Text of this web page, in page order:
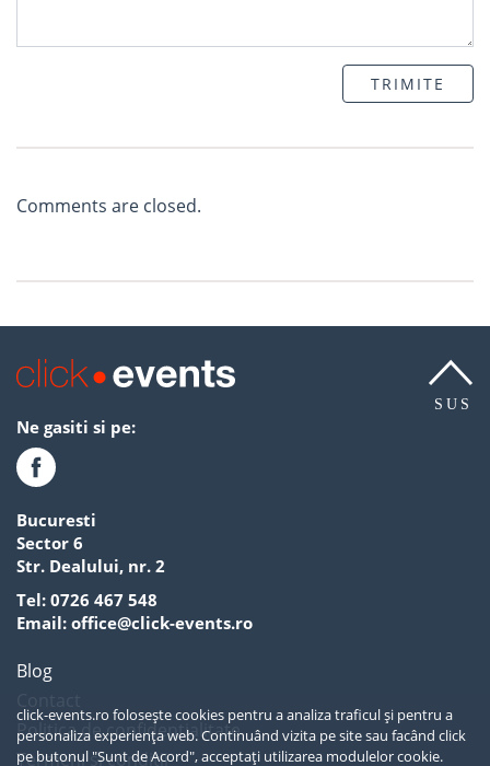
click-events.ro folosește cookies pentru a analiza traficul și pentru a
personaliza experiența web. Continuând vizita pe site sau facând click
pe butonul "Sunt de Acord", acceptați utilizarea modulelor cookie.
TRIMITE
Comments are closed.
SUS
Ne gasiti si pe:
Bucuresti
Sector 6
Str. Dealului, nr. 2
Tel: 0726 467 548
Email: office@click-events.ro
Blog
Politica de confidentialitate
Termeni si conditii